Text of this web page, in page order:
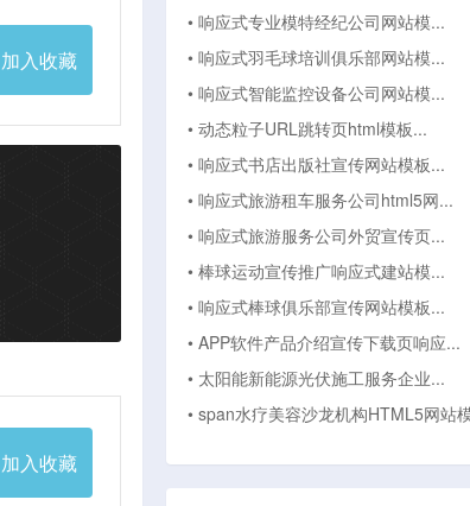
加入收藏
加入收藏
• 响应式专业模特经纪公司网站模...
• 响应式羽毛球培训俱乐部网站模...
• 响应式智能监控设备公司网站模...
• 动态粒子URL跳转页html模板...
• 响应式书店出版社宣传网站模板...
• 响应式旅游租车服务公司html5网...
• 响应式旅游服务公司外贸宣传页...
• 棒球运动宣传推广响应式建站模...
• 响应式棒球俱乐部宣传网站模板...
• APP软件产品介绍宣传下载页响应...
• 太阳能新能源光伏施工服务企业...
• span水疗美容沙龙机构HTML5网站